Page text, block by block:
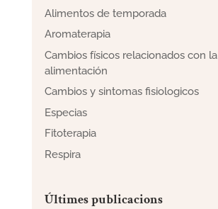
Alimentos de temporada
Aromaterapia
Cambios físicos relacionados con la
alimentación
Cambios y sintomas fisiologicos
Especias
Fitoterapia
Respira
Últimes publicacions